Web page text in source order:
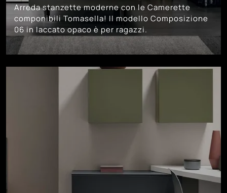
Arreda stanzette moderne con le Camerette
componibili Tomasella! Il modello Composizione
06 in laccato opaco è per ragazzi.